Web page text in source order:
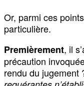
Or, parmi ces
particulière.
Premièrement, il
précaution
rendu du jugement